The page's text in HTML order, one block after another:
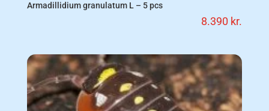
Armadillidium granulatum L – 5 pcs
8.390 kr.